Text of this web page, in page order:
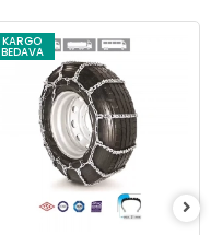
KARGO
BEDAVA